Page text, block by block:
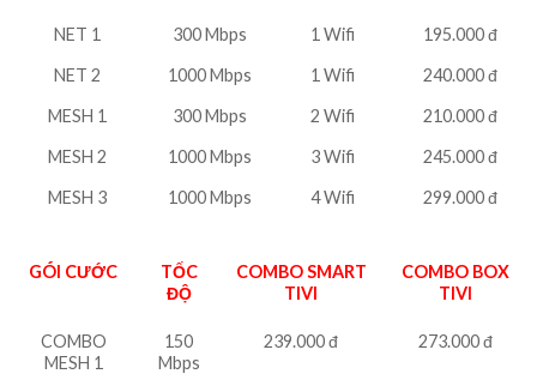
NET 1 300 Mbps 1 Wifi
195.000 đ
NET 2
1000 Mbps 1 Wifi
240.000 đ
MESH 1
300 Mbps 2 Wifi
210.000 đ
MESH 2
1000 Mbps 3 Wifi
245.000 đ
MESH 3
1000 Mbps 4 Wifi 299.000 đ
GÓI CƯỚC
TỐC
ĐỘ
COMBO SMART
TIVI
COMBO BOX
TIVI
COMBO
MESH 1
150
Mbps
239.000 đ 273.000 đ